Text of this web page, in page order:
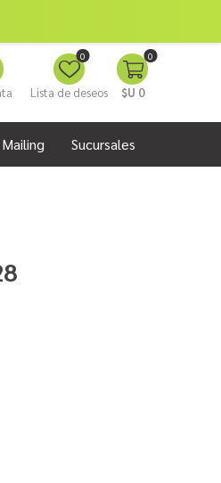
Lista de deseos
0 0
$U 0
Sucursales